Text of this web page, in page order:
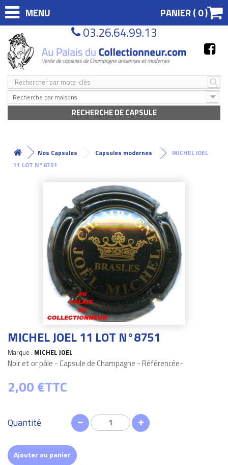
MENU PANIER (0)
03.26.64.99.13
Recherche par maisons
RECHERCHE DE CAPSULE
Nos Capsules Capsules modernes
MICHEL JOEL
11 LOT N°8751
MICHEL JOEL 11 LOT N°8751
Marque : MICHEL JOEL
Noir et or pâle - Capsule de Champagne - Référencée-
2,00 €TTC
Quantité
Ajouter au panier